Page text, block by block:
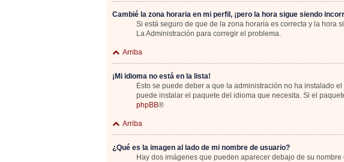
Cambié la zona horaria en mi perfil, ¡pero la hora sigue siendo
Si está seguro de que de la zona horaria es correcta y la hora
La Administración para corregir el problema.
Arriba
¡Mi idioma no está en la lista!
Esto se puede deber a que la administración no ha instalado
puede instalar el paquete del idioma que necesita. Si el
phpBB®
Arriba
¿Qué es la imagen al lado de mi nombre de usuario?
Hay dos imágenes que pueden aparecer debajo de su